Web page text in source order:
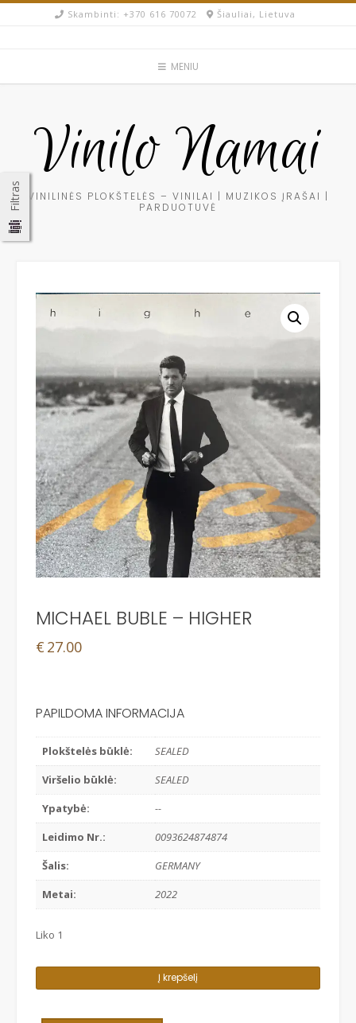
Skip
Skambinti: +370 616 70072​ Šiauliai, Lietuva
MENIU
Vinilo Namai
VINILINĖS PLOKŠTELĖS – VINILAI | MUZIKOS ĮRAŠAI |
PARDUOTUVĖ
MICHAEL BUBLE – HIGHER
€ 27.00
PAPILDOMA INFORMACIJA
Plokštelės būklė:
SEALED
Viršelio būklė:
SEALED
Ypatybė:
--
Leidimo Nr.:
0093624874874
Šalis:
GERMANY
Metai:
2022
Liko 1
kiekis:
Į krepšelį
Filtras